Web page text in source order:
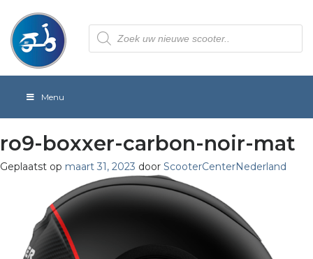
Producten
zoeken
Menu
ro9-boxxer-carbon-noir-mat
Geplaatst op maart 31, 2023 door ScooterCenterNederland